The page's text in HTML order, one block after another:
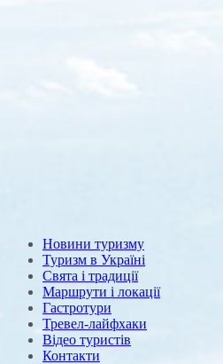
Новини туризму
Туризм в Україні
Свята і традиції
Маршрути і локації
Гастротури
Тревел-лайфхаки
Відео туристів
Контакти